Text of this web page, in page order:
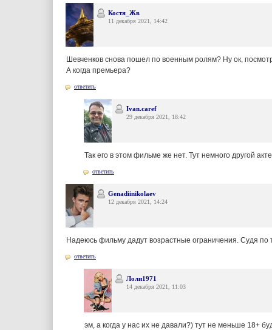
Костя_Жв
11 декабря 2021, 14:42
Шевченков снова пошел по военным ролям? Ну ок,
А когда премьера?
ответить
Ivan.caref
29 декабря 2021, 18:42
Так его в этом фильме же нет. Тут немного другой
ответить
Genadiinikolaev
12 декабря 2021, 14:24
Надеюсь фильму дадут возрастные ограничения. Судя по
ответить
Лоли1971
14 декабря 2021, 11:03
эм, а когда у нас их не давали?) тут не меньше 18+